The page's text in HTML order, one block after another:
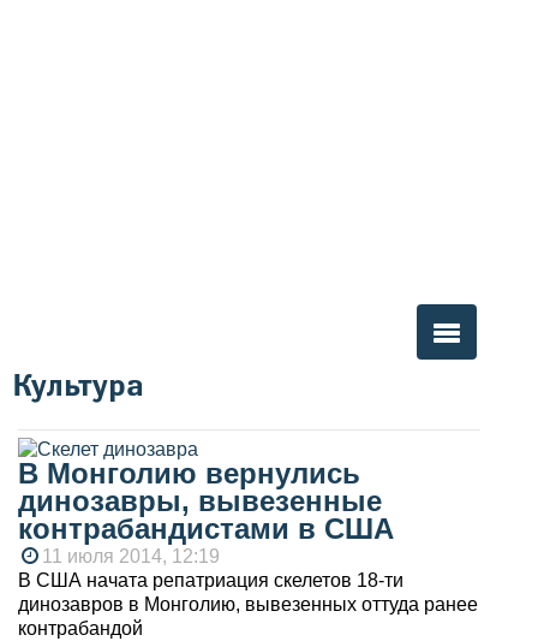
Вы здесь
Культура
В Монголию вернулись
динозавры, вывезенные
контрабандистами в США
11 июля 2014, 12:19
В США начата репатриация скелетов 18-ти
динозавров в Монголию, вывезенных оттуда ранее
контрабандой